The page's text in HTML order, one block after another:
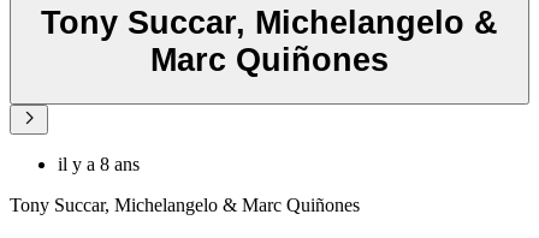
Tony Succar, Michelangelo &
Marc Quiñones
il y a 8 ans
Tony Succar, Michelangelo & Marc Quiñones